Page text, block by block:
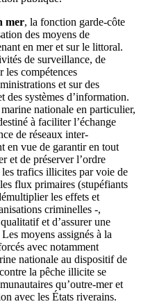
mer, la fonction garde-côte
des moyens de
en mer et sur le littoral.
de surveillance, de
les compétences
et sur des
des systèmes d’information.
nationale en particulier,
à faciliter l’échange
de réseaux inter-
en vue de garantir en tout
et de préserver l’ordre
trafics illicites par voie de
flux primaires (stupéfiants
les effets et
criminelles -,
et d’assurer une
moyens assignés à la
avec notamment
nationale au dispositif de
la pêche illicite se
qu’outre-mer et
avec les États riverains.